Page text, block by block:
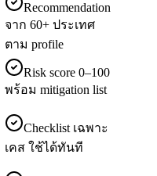
Recommendation
จาก 60+ ประเทศ
ตาม profile
Risk score 0–100
พร้อม mitigation list
Checklist เฉพาะ
เคส ใช้ได้ทันที